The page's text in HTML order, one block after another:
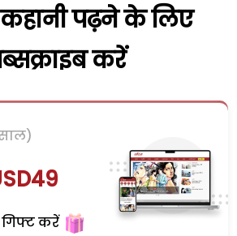
पढ़ने के लिए
करें
गिफ्ट करें